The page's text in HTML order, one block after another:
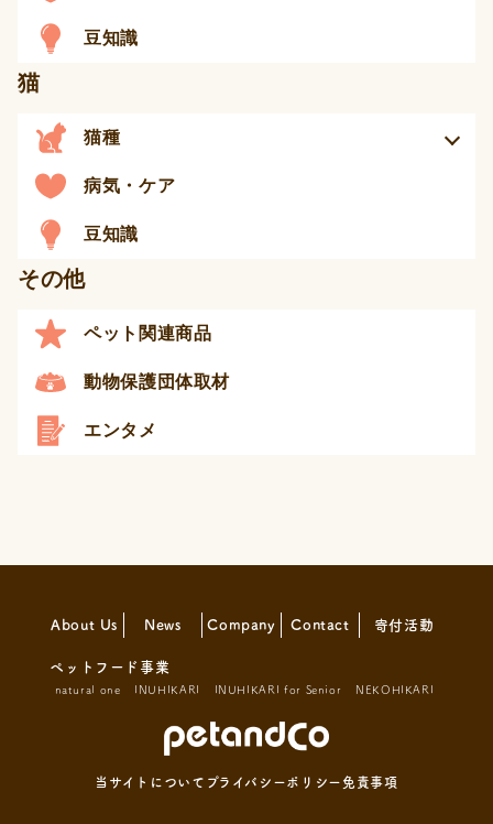
豆知識
猫
猫種
病気・ケア
豆知識
その他
ペット関連商品
動物保護団体取材
エンタメ
About Us News Company Contact 寄付活動
ペットフード事業
natural one INUHIKARI INUHIKARI for Senior NEKOHIKARI
当サイトについて プライバシーポリシー 免責事項